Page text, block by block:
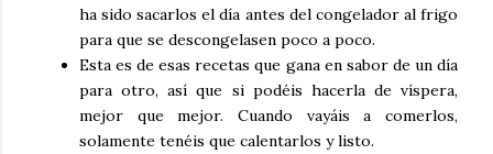
ha sido sacarlos el día antes del congelador al frigo
para que se descongelasen poco a poco.
Esta es de esas recetas que gana en sabor de un día
para otro, así que si podéis hacerla de víspera,
mejor que mejor. Cuando vayáis a comerlos,
solamente tenéis que calentarlos y listo.